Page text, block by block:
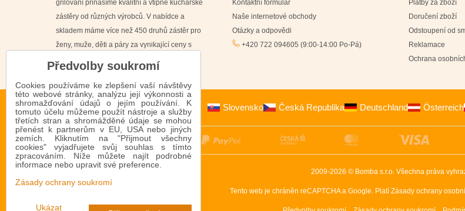
grilování přinášíme kvalitní a vtipné kuchařské
zástěry od různých výrobců. V nabídce a
skladem máme více než 450 druhů zástěr pro
ženy, muže, děti a páry za vynikající ceny s
Kontaktní formulář
Naše internetové obchody
Otázky a odpovědi
+420 722 094605 (9:00-14:00 Po-Pá)
Platby za zboží
Doručení zboží
Odstoupení od
Reklamace
Ochrana
Slovensko Česká Republika Deutschland Österreich
2009-2026 © Bomba s.r.o. Všechna práva
Tento web je chráněn reCAPTCHA a Google. Platí Zásady ochrany
Předvolby soukromí
Cookies používáme ke zlepšení vaší návštěvy
této webové stránky, analýzu její výkonnosti a
shromažďování údajů o jejím používání. K
tomuto účelu můžeme použít nástroje a služby
třetích stran a shromážděné údaje se mohou
přenést k partnerům v EU, USA nebo jiných
zemích. Kliknutím na "Přijmout všechny
cookies" vyjadřujete svůj souhlas s tímto
zpracováním. Níže můžete najít podrobné
informace nebo upravit své preference.
Zásady ochrany soukromí
Ukázat